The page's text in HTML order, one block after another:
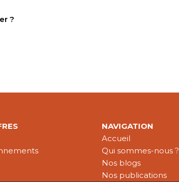
?
NAVIGATION
Accueil
Qui sommes-nous ?
Nos blogs
Nos publications